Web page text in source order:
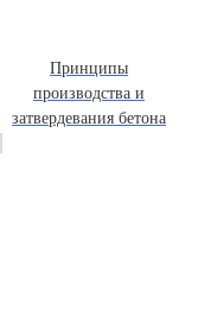
Принципы
производства и
затвердевания бетона